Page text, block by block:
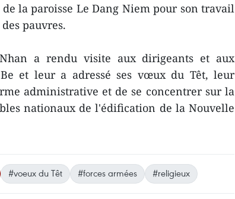
la paroisse Le Dang Niem pour son travail
pauvres.
a rendu visite aux dirigeants et aux
et leur a adressé ses vœux du Têt, leur
administrative et de se concentrer sur la
nationaux de l'édification de la Nouvelle
#voeux du Têt #forces armées #religieux